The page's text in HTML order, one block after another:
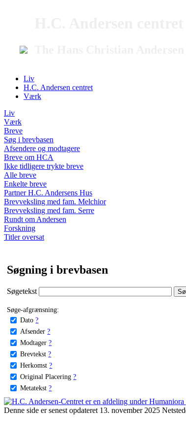
Liv
H.C. Andersen centret
Værk
Liv
Værk
Breve
Søg i brevbasen
Afsendere og modtagere
Breve om HCA
Ikke tidligere trykte breve
Alle breve
Enkelte breve
Partner H.C. Andersens Hus
Brevveksling med fam. Melchior
Brevveksling med fam. Serre
Rundt om Andersen
Forskning
Titler oversat
Søgning i brevbasen
Søgetekst
Søge-afgrænsning:
Dato ?
Afsender ?
Modtager ?
Brevtekst ?
Herkomst ?
Original Placering ?
Metatekst ?
Denne side er senest opdateret 13. november 2025